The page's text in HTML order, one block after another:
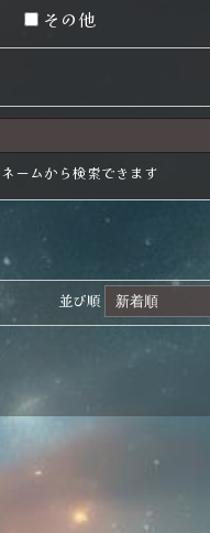
その他
ームから検索できます
並び順